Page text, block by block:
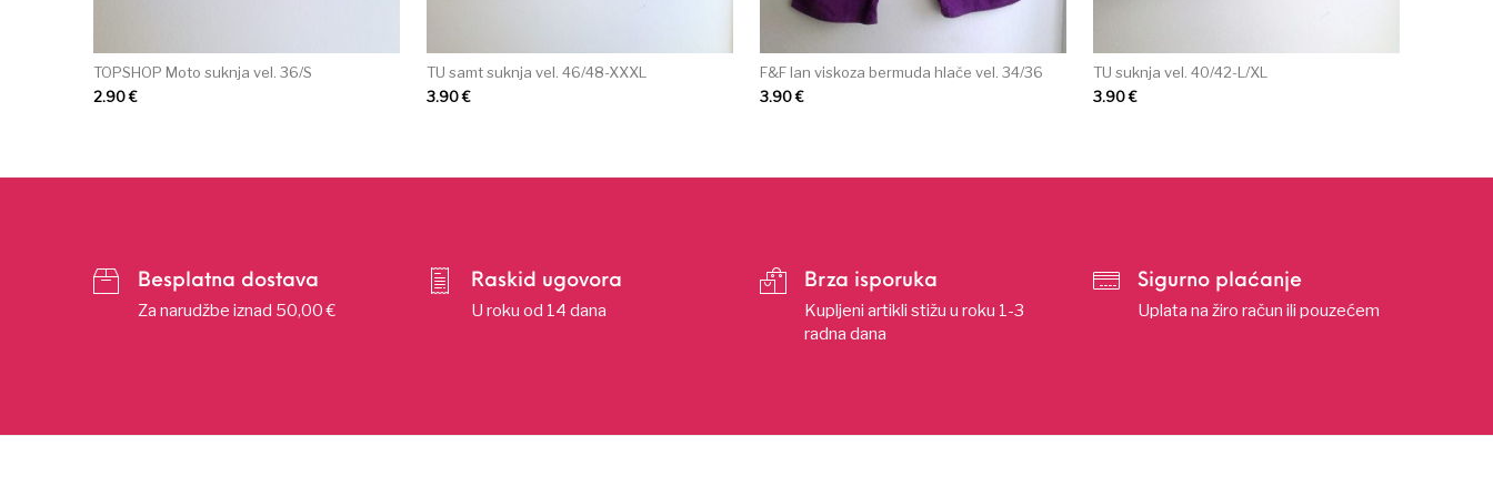
TOPSHOP Moto suknja vel. 36/S
2.90€
TU samt suknja vel. 46/48-XXXL
3.90€
F&F lan viskoza bermuda hlače vel. 34/36
3.90€
TU suknja vel. 40/42-L/XL
3.90€
Besplatna dostava
Za narudžbe iznad 50,00 €
Raskid ugovora
U roku od 14 dana
Brza isporuka
Kupljeni artikli stižu u roku 1-3
radna dana
Sigurno plaćanje
Uplata na žiro račun ili pouzećem